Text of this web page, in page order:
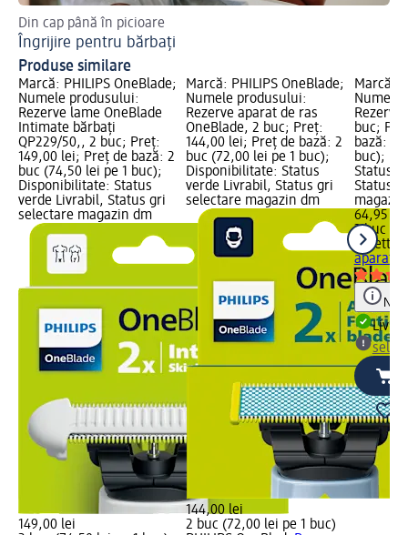
Din cap până în picioare
Îngrijire pentru bărbați
Produse similare
Marcă: PHILIPS OneBlade;
Numele produsului:
Rezerve lame OneBlade
Intimate bărbați
QP229/50,, 2 buc; Preț:
149,00 lei; Preț de bază: 2
buc (74,50 lei pe 1 buc);
Disponibilitate: Status
verde Livrabil, Status gri
selectare magazin dm
149,00 lei
Marcă: PHILIPS OneBlade;
Numele produsului:
Rezerve aparat de ras
OneBlade, 2 buc; Preț:
144,00 lei; Preț de bază: 2
buc (72,00 lei pe 1 buc);
Disponibilitate: Status
verde Livrabil, Status gri
selectare magazin dm
144,00 lei
2 buc (72,00 lei pe 1 buc)
Marcă:
Numele
Rezerve
buc;
bază: 3
buc);
Status
Status
64,95 lei
3 buc
Gillette
aparat
Notă